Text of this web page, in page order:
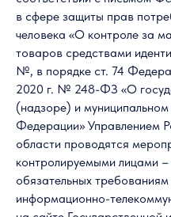
в сфере защиты прав
человека «О контроле за
товаров средствами
№, в порядке ст. 74
2020 г. № 248-ФЗ «О
(надзоре) и
Федерации» Управлением
области проводятся
контролируемыми лицами
обязательных
информационно-